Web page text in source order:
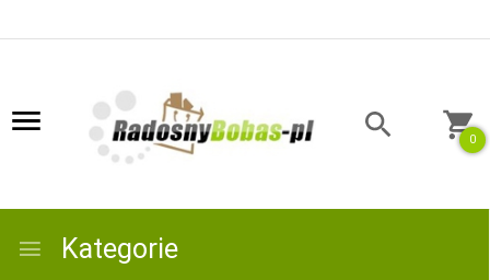
0
Kategorie